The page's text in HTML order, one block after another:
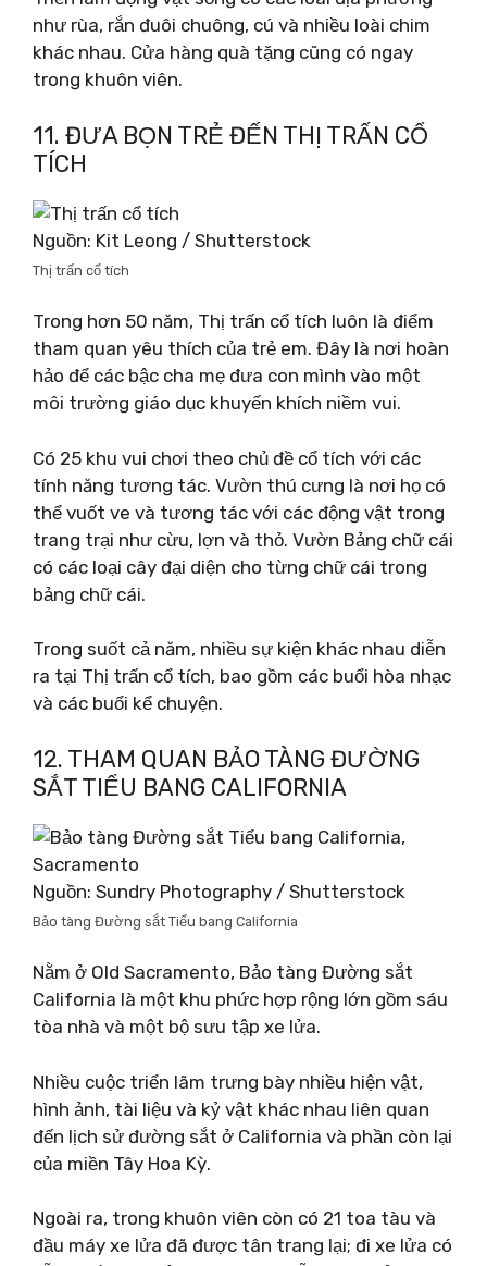
như rùa, rắn đuôi chuông, cú và nhiều loài chim
khác nhau. Cửa hàng quà tặng cũng có ngay
trong khuôn viên.
11. ĐƯA BỌN TRẺ ĐẾN THỊ TRẤN CỔ
TÍCH
Nguồn: Kit Leong / Shutterstock
Thị trấn cổ tích
Trong hơn 50 năm, Thị trấn cổ tích luôn là điểm
tham quan yêu thích của trẻ em. Đây là nơi hoàn
hảo để các bậc cha mẹ đưa con mình vào một
môi trường giáo dục khuyến khích niềm vui.
Có 25 khu vui chơi theo chủ đề cổ tích với các
tính năng tương tác. Vườn thú cưng là nơi họ có
thể vuốt ve và tương tác với các động vật trong
trang trại như cừu, lợn và thỏ. Vườn Bảng chữ cái
có các loại cây đại diện cho từng chữ cái trong
bảng chữ cái.
Trong suốt cả năm, nhiều sự kiện khác nhau diễn
ra tại Thị trấn cổ tích, bao gồm các buổi hòa nhạc
và các buổi kể chuyện.
12. THAM QUAN BẢO TÀNG ĐƯỜNG
SẮT TIỂU BANG CALIFORNIA
Nguồn: Sundry Photography / Shutterstock
Bảo tàng Đường sắt Tiểu bang California
Nằm ở Old Sacramento, Bảo tàng Đường sắt
California là một khu phức hợp rộng lớn gồm sáu
tòa nhà và một bộ sưu tập xe lửa.
Nhiều cuộc triển lãm trưng bày nhiều hiện vật,
hình ảnh, tài liệu và kỷ vật khác nhau liên quan
đến lịch sử đường sắt ở California và phần còn lại
của miền Tây Hoa Kỳ.
Ngoài ra, trong khuôn viên còn có 21 toa tàu và
đầu máy xe lửa đã được tân trang lại; đi xe lửa có